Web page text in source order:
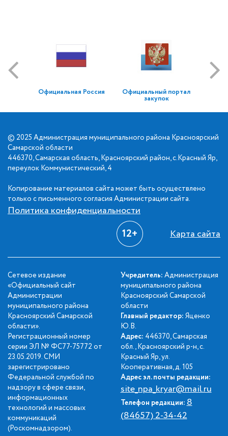
Официальная Россия Официальный портал
закупок
© 2025 Администрация муниципального района Красноярский
Самарской области
446370, Самарская область, Красноярский район, с.Красный Яр,
переулок Коммунистический, 4
Копирование материалов сайта может быть осуществлено
только с письменного согласия Администрации сайта.
Политика конфиденциальности
12+ Карта сайта
Сетевое издание
«Официальный сайт
Администрации
муниципального района
Красноярский Самарской
области».
Регистрационный номер
серии ЭЛ № ФС77-75772 от
23.05.2019. СМИ
зарегистрировано
Федеральной службой по
надзору в сфере связи,
информационных
технологий и массовых
коммуникаций
(Роскомнадзором).
Учредитель: Администрация
муниципального района
Красноярский Самарской
области
Главный редактор: Яценко
Ю.В.
Адрес: 446370, Самарская
обл., Красноярский р-н, с.
Красный Яр, ул.
Кооперативная, д. 105
Адрес эл. почты редакции:
site_npa_kryar@mail.ru
Телефон редакции:8
(84657) 2-34-42